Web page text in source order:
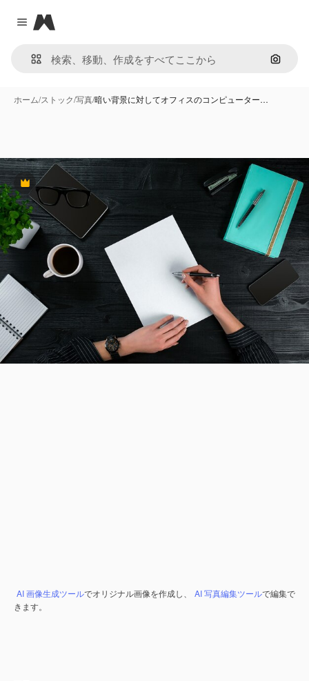
Close menu
Magnific
画像で
ホーム/ストック/写真/暗い背景に対してオフィスのコンピューター…
Premium
AI 画像生成ツールでオリジナル画像を作成し、 AI 写真編集ツールで編集で
きます。